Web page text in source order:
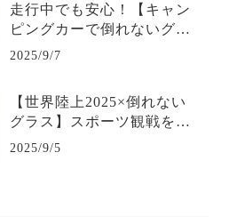
走行中でも安心！【キャン
ピングカーで倒れないグラ
ス】の秘密
2025/9/7
【世界陸上2025×倒れない
グラス】スポーツ観戦を快
適にする“こぼさない安心
2025/9/5